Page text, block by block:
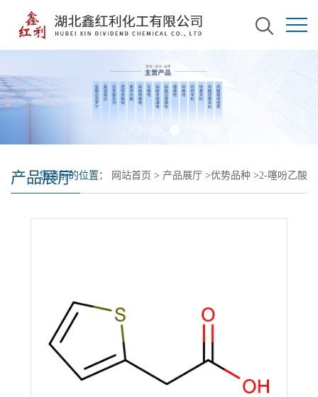
产品展厅
您当前的位置： 网站首页 > 产品展厅 >优势品种 >2-噻吩乙酸